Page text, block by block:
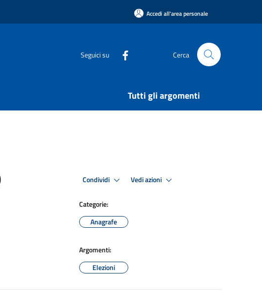
Accedi all'area personale
Seguici su Cerca
Tutti gli argomenti
Condividi Vedi azioni
Categorie:
Anagrafe
Argomenti:
Elezioni